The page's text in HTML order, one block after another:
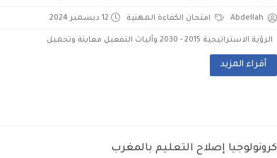
Abdellah امتحان الكفاءة المهنية 12 ديسمبر 2024
الرؤية الاستراتيجية 2015 - 2030 وآليات التفعيل معاينة وتحميل
أقراء المزيد
كرونولوجيا إصلاح التعليم بالمغرب